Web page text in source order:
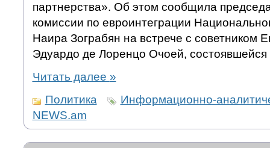
партнерства». Об этом сообщила
комиссии по евроинтеграции
Наира Зограбян на встрече с советником
Эдуардо де Лоренцо Очоей, состоявшейся
Читать далее »
Политика
Информационно-
NEWS.am